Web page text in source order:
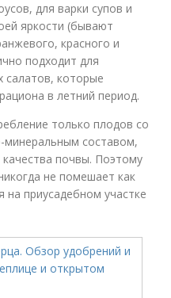
для варки супов и
яркости (бывают
красного и
подходит для
салатов, которые
в летний период.
только плодов со
минеральным составом,
почвы. Поэтому
не помешает как
приусадебном участке